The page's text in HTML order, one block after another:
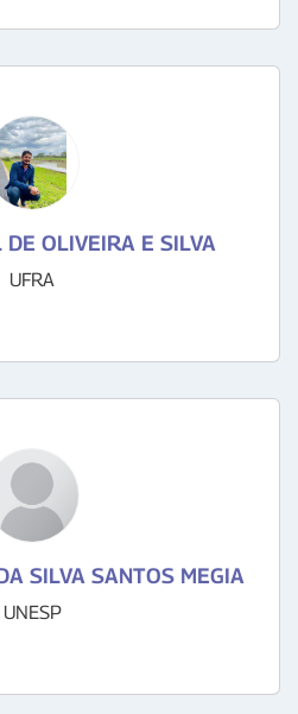
OLIVEIRA E SILVA
UFRA
SILVA SANTOS MEGIA
UNESP